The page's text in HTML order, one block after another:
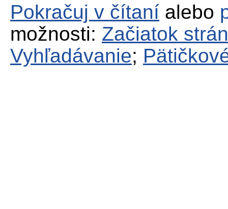
Pokračuj v čítaní alebo
možnosti: Začiatok
Vyhľadávanie;